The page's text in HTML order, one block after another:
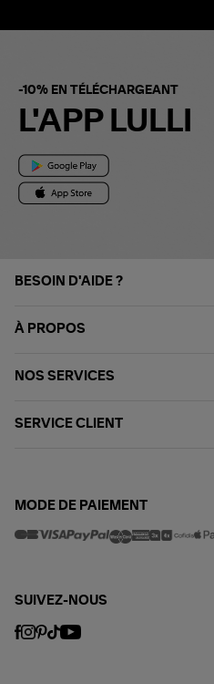
-10% EN TÉLÉCHARGEANT
L'APP LULLI
BESOIN D'AIDE ?
À PROPOS
NOS SERVICES
SERVICE CLIENT
MODE DE PAIEMENT
SUIVEZ-NOUS